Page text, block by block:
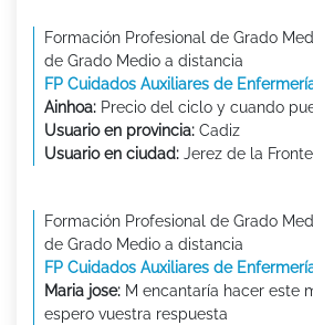
Formación Profesional de Grado
de Grado Medio a distancia
FP Cuidados Auxiliares de
Ainhoa: Precio del ciclo y cuando
Usuario en provincia: Cadiz
Usuario en ciudad: Jerez de la
Formación Profesional de Grado
de Grado Medio a distancia
FP Cuidados Auxiliares de
Maria jose: M encantaría hacer este
espero vuestra respuesta